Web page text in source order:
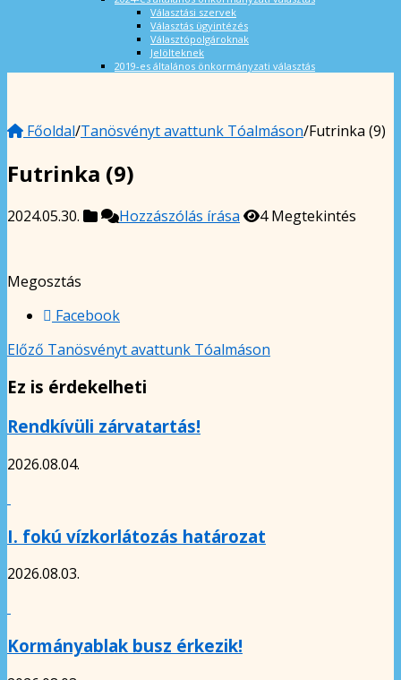
Választási szervek
Választás ügyintézés
Választópolgároknak
Jelölteknek
2019-es általános önkormányzati választás
Főoldal/Tanösvényt avattunk Tóalmáson/Futrinka (9)
Futrinka (9)
2024.05.30. Hozzászólás írása 4 Megtekintés
Megosztás
Facebook
Előző Tanösvényt avattunk Tóalmáson
Ez is érdekelheti
Rendkívüli zárvatartás!
2026.08.04.
I. fokú vízkorlátozás határozat
2026.08.03.
Kormányablak busz érkezik!